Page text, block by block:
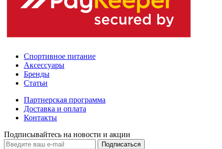
Спортивное питание
Аксессуары
Бренды
Статьи
Партнерская программа
Доставка и оплата
Контакты
Подписывайтесь на новости и акции
Подписаться